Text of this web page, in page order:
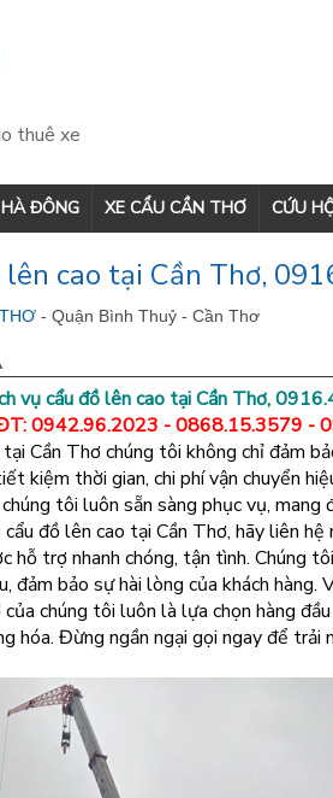
thuê xe
ĐÔNG XE CẨU CẦN THƠ CỨU
lên cao tại Cần Thơ,
- Quận Bình Thuỷ - Cần Thơ
vụ cẩu đồ lên cao tại Cần Thơ,
0942.96.2023 - 0868.15.3579 -
Cần Thơ chúng tôi không chỉ đảm
kiệm thời gian, chi phí vận chuyển
tôi luôn sẵn sàng phục vụ, mang
cẩu đồ lên cao tại Cần Thơ, hãy liên
trợ nhanh chóng, tận tình. Chúng
đảm bảo sự hài lòng của khách hàng.
chúng tôi luôn là lựa chọn hàng
hóa. Đừng ngần ngại gọi ngay để trải